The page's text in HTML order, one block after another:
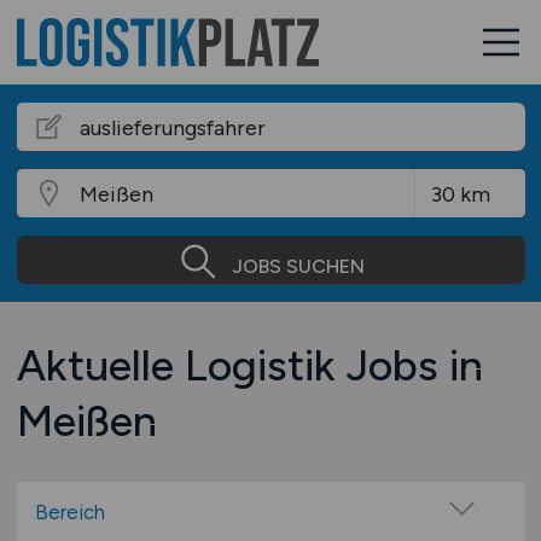
JOBS SUCHEN
Aktuelle Logistik Jobs in
Meißen
Bereich